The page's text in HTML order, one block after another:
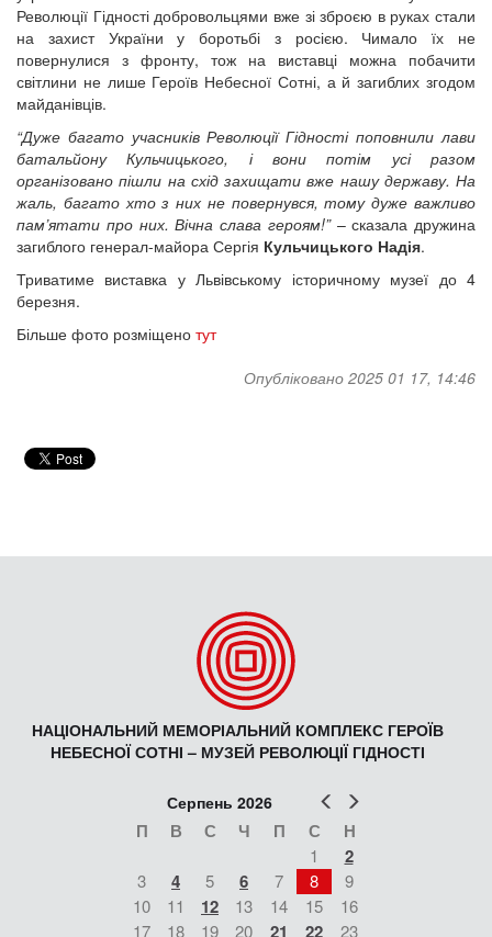
Революції Гідності добровольцями вже зі зброєю в руках стали
на захист України у боротьбі з росією. Чимало їх не
повернулися з фронту, тож на виставці можна побачити
світлини не лише Героїв Небесної Сотні, а й загиблих згодом
майданівців.
“Дуже багато учасників Революції Гідності поповнили лави
батальйону Кульчицького, і вони потім усі разом
організовано пішли на схід захищати вже нашу державу. На
жаль, багато хто з них не повернувся, тому дуже важливо
пам’ятати про них. Вічна слава героям!”– сказала дружина
загиблого генерал-майора Сергія Кульчицького Надія.
Триватиме виставка у Львівському історичному музеї до 4
березня.
Більше фото розміщено тут
Опубліковано 2025 01 17, 14:46
НАЦІОНАЛЬНИЙ МЕМОРІАЛЬНИЙ КОМПЛЕКС ГЕРОЇВ
НЕБЕСНОЇ СОТНІ – МУЗЕЙ РЕВОЛЮЦІЇ ГІДНОСТІ
Попер
Серпень 2026
П В С Ч П С Н
1 2
3 4 5 6 7 8
9
10
11 12 13 14 15
16
17
18 19 20 21 22
23